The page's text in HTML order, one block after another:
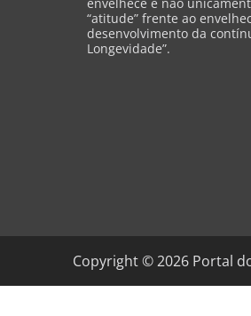
envelhece e não
“atitude” frente ao
desenvolvimento da
Longevidade”.
Copyright ©2026 Portal